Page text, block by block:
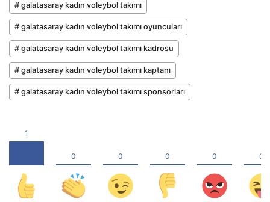
# galatasaray kadın voleybol takımı
# galatasaray kadın voleybol takımı oyuncuları
# galatasaray kadın voleybol takımı kadrosu
# galatasaray kadın voleybol takımı kaptanı
# galatasaray kadın voleybol takımı sponsorları